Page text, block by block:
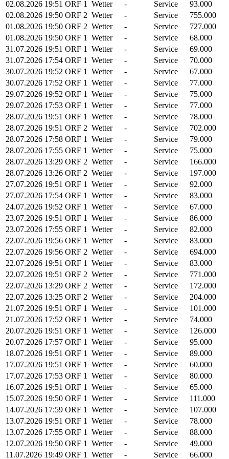
02.08.2026 19:51 ORF 1 Wetter - Service
93.000
02.08.2026 19:50 ORF 2 Wetter - Service
755.000
01.08.2026 19:50 ORF 2 Wetter - Service
727.000
01.08.2026 19:50 ORF 1 Wetter - Service
68.000
31.07.2026 19:51 ORF 1 Wetter - Service
69.000
31.07.2026 17:54 ORF 1 Wetter - Service
70.000
30.07.2026 19:52 ORF 1 Wetter - Service
67.000
30.07.2026 17:52 ORF 1 Wetter - Service
77.000
29.07.2026 19:52 ORF 1 Wetter - Service
75.000
29.07.2026 17:53 ORF 1 Wetter - Service
77.000
28.07.2026 19:51 ORF 1 Wetter - Service
78.000
28.07.2026 19:51 ORF 2 Wetter - Service
702.000
28.07.2026 17:58 ORF 1 Wetter - Service
79.000
28.07.2026 17:55 ORF 1 Wetter - Service
75.000
28.07.2026 13:29 ORF 2 Wetter - Service
166.000
28.07.2026 13:26 ORF 2 Wetter - Service
197.000
27.07.2026 19:51 ORF 1 Wetter - Service
92.000
27.07.2026 17:54 ORF 1 Wetter - Service
83.000
24.07.2026 19:52 ORF 1 Wetter - Service
67.000
23.07.2026 19:51 ORF 1 Wetter - Service
86.000
23.07.2026 17:55 ORF 1 Wetter - Service
82.000
22.07.2026 19:56 ORF 1 Wetter - Service
83.000
22.07.2026 19:56 ORF 2 Wetter - Service
694.000
22.07.2026 19:51 ORF 1 Wetter - Service
83.000
22.07.2026 19:51 ORF 2 Wetter - Service
771.000
22.07.2026 13:29 ORF 2 Wetter - Service
172.000
22.07.2026 13:25 ORF 2 Wetter - Service
204.000
21.07.2026 19:51 ORF 1 Wetter - Service
101.000
21.07.2026 17:52 ORF 1 Wetter - Service
74.000
20.07.2026 19:51 ORF 1 Wetter - Service
126.000
20.07.2026 17:57 ORF 1 Wetter - Service
95.000
18.07.2026 19:51 ORF 1 Wetter - Service
89.000
17.07.2026 19:51 ORF 1 Wetter - Service
60.000
17.07.2026 17:53 ORF 1 Wetter - Service
80.000
16.07.2026 19:51 ORF 1 Wetter - Service
65.000
15.07.2026 19:50 ORF 1 Wetter - Service
111.000
14.07.2026 17:59 ORF 1 Wetter - Service
107.000
13.07.2026 19:51 ORF 1 Wetter - Service
78.000
13.07.2026 17:55 ORF 1 Wetter - Service
88.000
12.07.2026 19:50 ORF 1 Wetter - Service
49.000
11.07.2026 19:49 ORF 1 Wetter - Service 66.000